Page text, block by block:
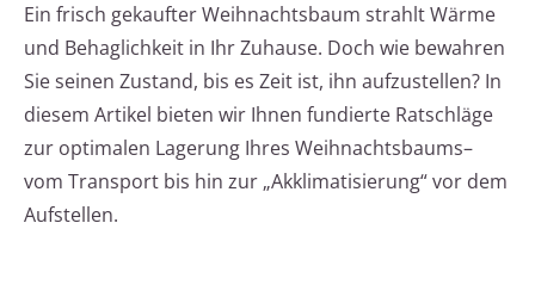
Ein frisch gekaufter Weihnachtsbaum strahlt Wärme
und Behaglichkeit in Ihr Zuhause. Doch wie bewahren
Sie seinen Zustand, bis es Zeit ist, ihn aufzustellen? In
diesem Artikel bieten wir Ihnen fundierte Ratschläge
zur optimalen Lagerung Ihres Weihnachtsbaums–
vom Transport bis hin zur „Akklimatisierung“ vor dem
Aufstellen.